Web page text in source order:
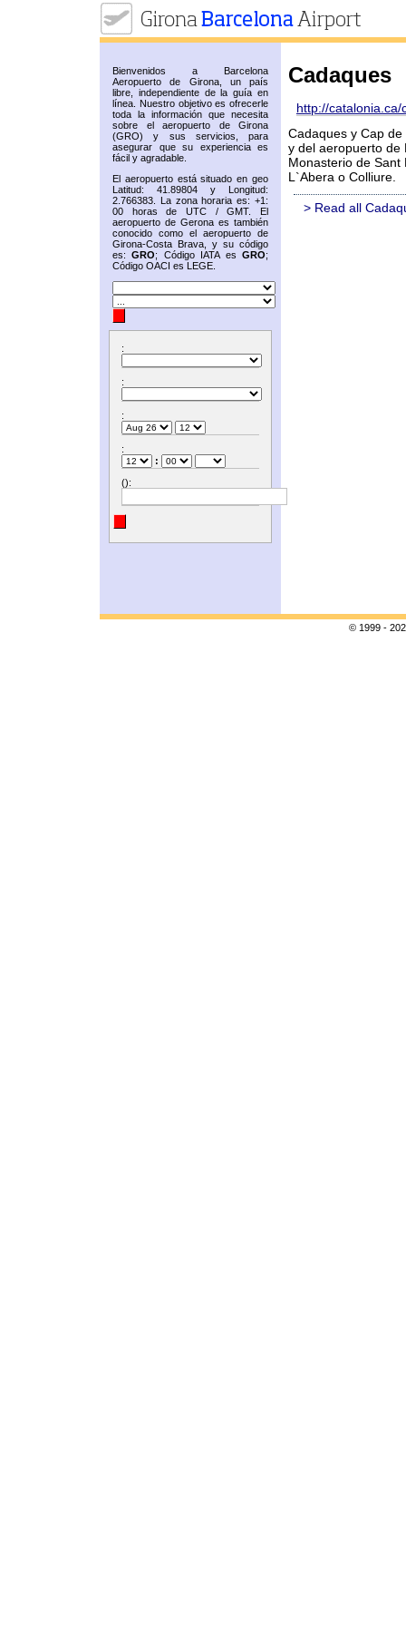
Bienvenidos a Barcelona
Aeropuerto de Girona, un país
libre, independiente de la guía en
línea. Nuestro objetivo es ofrecerle
toda la información que necesita
sobre el aeropuerto de Girona
(GRO) y sus servicios, para
asegurar que su experiencia es
fácil y agradable.
El aeropuerto está situado en geo
Latitud: 41.89804 y Longitud:
2.766383. La zona horaria es: +1:
00 horas de UTC / GMT. El
aeropuerto de Gerona es también
conocido como el aeropuerto de
Girona-Costa Brava, y su código
es:GRO; Código IATA esGRO;
Código OACI es LEGE.
:
:
:
:
:
():
Cadaques
http://
Cadaques y Cap
y del aeropuerto de
Monasterio de Sant
L`Abera o Colliure.
> Read all
© 1999 -